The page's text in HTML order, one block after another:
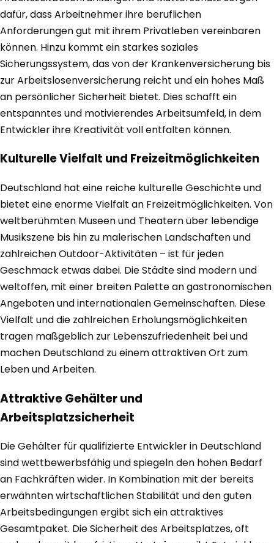
dafür, dass Arbeitnehmer ihre beruflichen
Anforderungen gut mit ihrem Privatleben vereinbaren
können. Hinzu kommt ein starkes soziales
Sicherungssystem, das von der Krankenversicherung bis
zur Arbeitslosenversicherung reicht und ein hohes Maß
an persönlicher Sicherheit bietet. Dies schafft ein
entspanntes und motivierendes Arbeitsumfeld, in dem
Entwickler ihre Kreativität voll entfalten können.
Kulturelle Vielfalt und Freizeitmöglichkeiten
Deutschland hat eine reiche kulturelle Geschichte und
bietet eine enorme Vielfalt an Freizeitmöglichkeiten. Von
weltberühmten Museen und Theatern über lebendige
Musikszene bis hin zu malerischen Landschaften und
zahlreichen Outdoor-Aktivitäten – ist für jeden
Geschmack etwas dabei. Die Städte sind modern und
weltoffen, mit einer breiten Palette an gastronomischen
Angeboten und internationalen Gemeinschaften. Diese
Vielfalt und die zahlreichen Erholungsmöglichkeiten
tragen maßgeblich zur Lebenszufriedenheit bei und
machen Deutschland zu einem attraktiven Ort zum
Leben und Arbeiten.
Attraktive Gehälter und
Arbeitsplatzsicherheit
Die Gehälter für qualifizierte Entwickler in Deutschland
sind wettbewerbsfähig und spiegeln den hohen Bedarf
an Fachkräften wider. In Kombination mit der bereits
erwähnten wirtschaftlichen Stabilität und den guten
Arbeitsbedingungen ergibt sich ein attraktives
Gesamtpaket. Die Sicherheit des Arbeitsplatzes, oft